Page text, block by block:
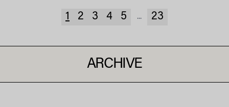
1 2 3 4 5 ... 23
ARCHIVE